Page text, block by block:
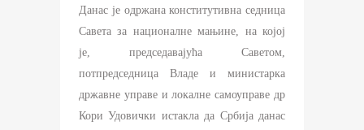
Данас је одржана конститутивна седница
Савета за националне мањине, на којој
је, председавајућа Саветом,
потпредседница Владе и министарка
државне управе и локалне самоуправе др
Кори Удовички истакла да Србија данас